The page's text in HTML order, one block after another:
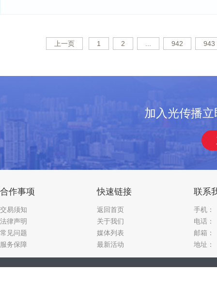
上一页 1 2 942 943
加入光传播
合作事项
交易须知
法律声明
常见问题
服务保障
快速链接
返回首页
关于我们
媒体列表
最新活动
联系
手机：
电话：
邮箱：
地址：